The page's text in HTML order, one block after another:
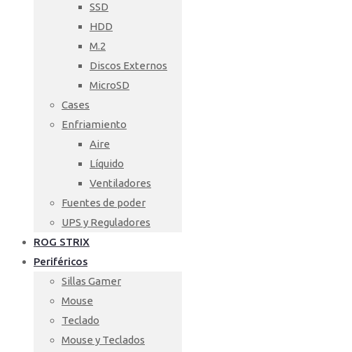
SSD
HDD
M.2
Discos Externos
MicroSD
Cases
Enfriamiento
Aire
Líquido
Ventiladores
Fuentes de poder
UPS y Reguladores
ROG STRIX
Periféricos
Sillas Gamer
Mouse
Teclado
Mouse y Teclados